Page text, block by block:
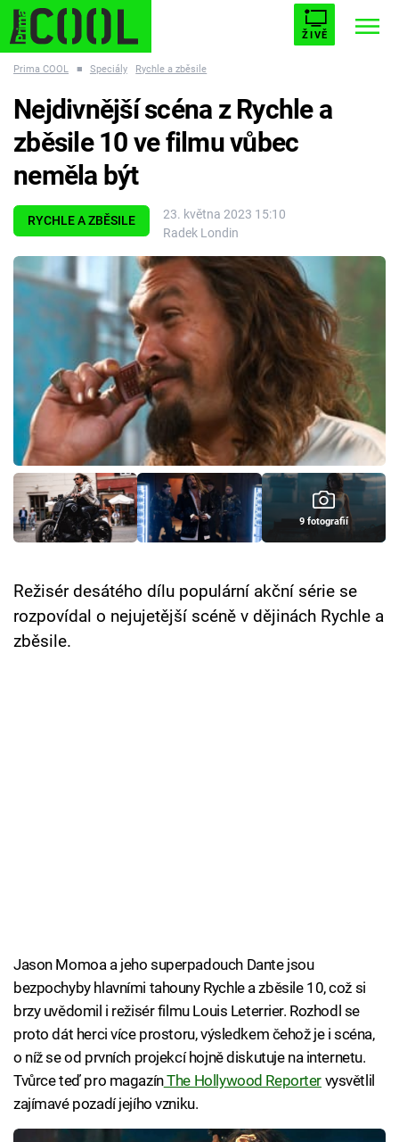
ŽIVĚ
ESCAPE PLNEJ KOTEL AVENGERS 5
Témata
Filmy
Seriály
Hry
Cool Esport
Pořady
TV Program
Prima COOL ■ Speciály Rychle a zběsile
RYCHLE A ZBĚSILE
23. května 2023 15:10
Radek Londin
Nejdivnější scéna z Rychle a
zběsile 10 ve filmu vůbec
neměla být
9 fotografií
Režisér desátého dílu populární akční série se
rozpovídal o nejujetější scéně v dějinách Rychle a
zběsile.
Jason Momoa a jeho superpadouch Dante jsou
bezpochyby hlavními tahouny Rychle a zběsile 10, což si
brzy uvědomil i režisér filmu Louis Leterrier. Rozhodl se
proto dát herci více prostoru, výsledkem čehož je i scéna,
o níž se od prvních projekcí hojně diskutuje na internetu.
Tvůrce teď pro magazínThe Hollywood Reporter vysvětlil
zajímavé pozadí jejího vzniku.